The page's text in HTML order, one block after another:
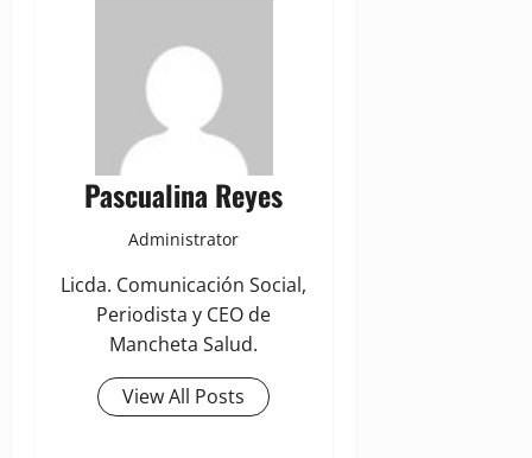
Pascualina Reyes
Administrator
Licda. Comunicación Social,
Periodista y CEO de
Mancheta Salud.
View All Posts